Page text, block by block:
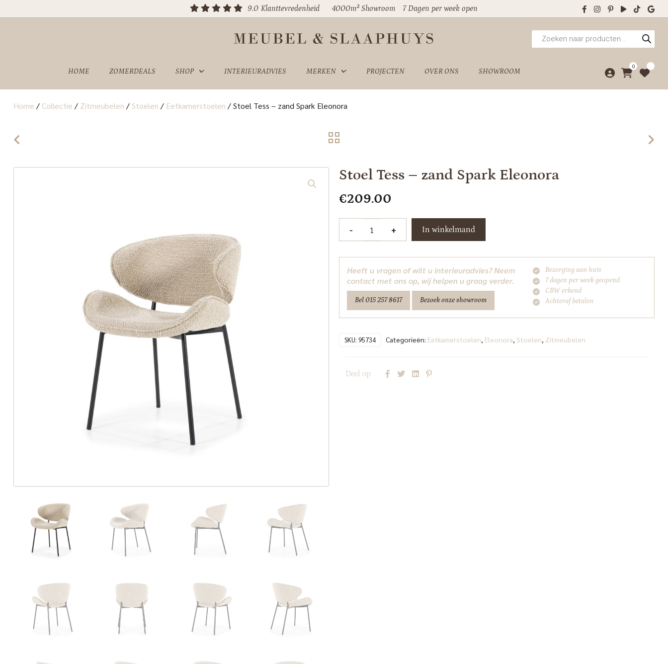
9.0 Klanttevredenheid 4000m² Showroom 7 Dagen per week open
Producten
zoeken
HOME ZOMERDEALS SHOP INTERIEURADVIES MERKEN PROJECTEN OVER ONS SHOWROOM
0
SHOWROOM
Home / Collectie / Zitmeubelen /Stoelen / Eetkamerstoelen /Stoel Tess – zand Spark Eleonora
Stoel Tess – zand Spark Eleonora
€209.00
-
Spark
Eleonora
aantal
+ In winkelmand
Heeft u vragen of wilt u interieuradvies? Neem
contact met ons op, wij helpen u graag verder.
Bel 015 257 8617 Bezoek onze showroom
Bezorging aan huis
7 dagen per week geopend
CBW erkend
Achteraf betalen
SKU: 95734 Categorieën: Eetkamerstoelen, Eleonora, Stoelen, Zitmeubelen
Deel op